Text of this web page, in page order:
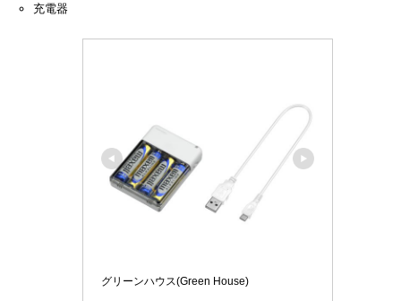
充電器
グリーンハウス(Green House)